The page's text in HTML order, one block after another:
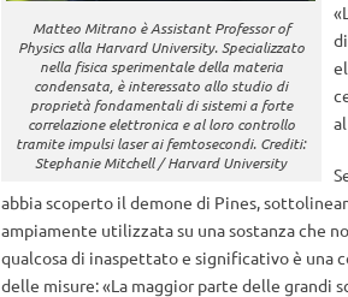
Matteo Mitrano è Assistant Professor of
Physics alla Harvard University. Specializzato
nella fisica sperimentale della materia
condensata, è interessato allo studio di
proprietà fondamentali di sistemi a forte
correlazione elettronica e al loro controllo
tramite impulsi laser ai femtosecondi. Crediti:
Stephanie Mitchell / Harvard University
abbia scoperto il demone di Pines,
ampiamente utilizzata su una sostanza che
qualcosa di inaspettato e significativo è una
delle misure: «La maggior parte delle grandi